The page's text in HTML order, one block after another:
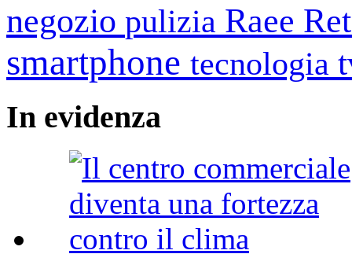
negozio pulizia Raee
smartphone tecnologia
In evidenza